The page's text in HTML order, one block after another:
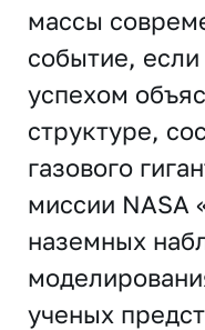
массы
событие,
успехом
структуре,
газового
миссии NASA
наземных
ученых